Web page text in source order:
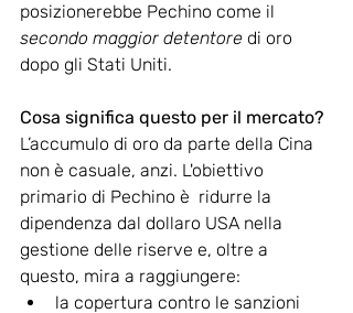
posizionerebbe Pechino come il
secondo maggior detentore di oro
dopo gli Stati Uniti.
Cosa significa questo per il mercato?
L’accumulo di oro da parte della Cina
non è casuale, anzi. L'obiettivo
primario di Pechino è  ridurre la
dipendenza dal dollaro USA nella
gestione delle riserve e, oltre a
questo, mira a raggiungere:
la copertura contro le sanzioni